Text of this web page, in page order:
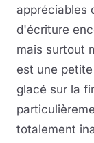
appréciables
d'écriture
mais surtout
est une
glacé sur la
totalement